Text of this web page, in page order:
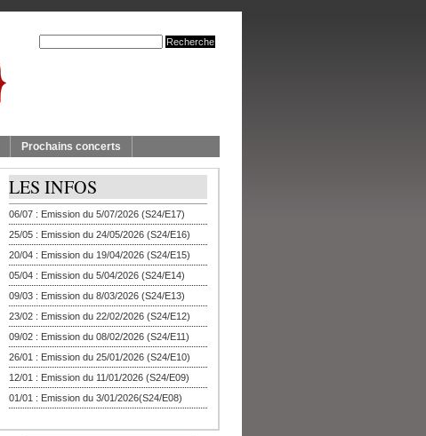
Prochains concerts
LES INFOS
06/07 : Emission du 5/07/2026 (S24/E17)
25/05 : Emission du 24/05/2026 (S24/E16)
20/04 : Emission du 19/04/2026 (S24/E15)
05/04 : Emission du 5/04/2026 (S24/E14)
09/03 : Emission du 8/03/2026 (S24/E13)
23/02 : Emission du 22/02/2026 (S24/E12)
09/02 : Emission du 08/02/2026 (S24/E11)
26/01 : Emission du 25/01/2026 (S24/E10)
12/01 : Emission du 11/01/2026 (S24/E09)
01/01 : Emission du 3/01/2026(S24/E08)